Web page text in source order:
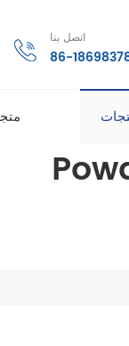
اتصل بنا
86-